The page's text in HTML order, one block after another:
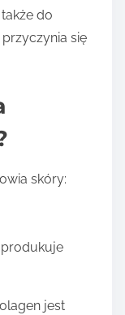
do
się
skóry:
jest